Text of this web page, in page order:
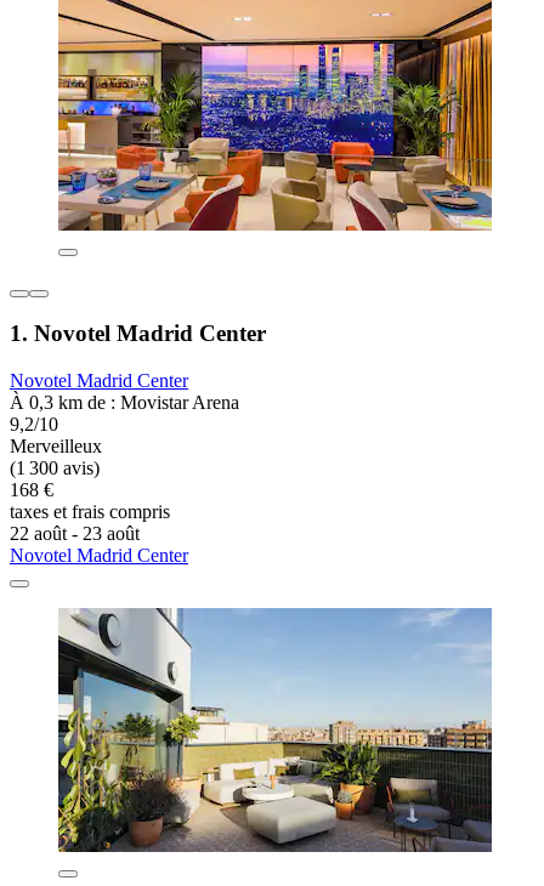
1. Novotel Madrid Center
Novotel Madrid Center
À 0,3 km de : Movistar Arena
9,2/10
Merveilleux
(1 300 avis)
168 €
taxes et frais compris
22 août - 23 août
Novotel Madrid Center